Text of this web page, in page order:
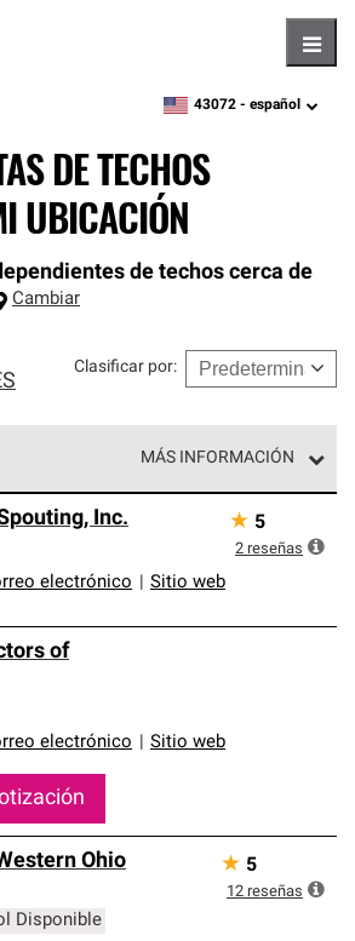
zipcode, language
43072 - español
DE TECHOS
UBICACIÓN
de techos cerca de
Cambiar
Clasificar por:
MÁS INFORMACIÓN
de profesionales de techos
estándares y requisitos estrictos
y confiabilidad.
Inc.
electrónico Sitio web
★ 5
2 reseñas
of
electrónico Sitio web
Ohio
Disponible
★ 5
12 reseñas